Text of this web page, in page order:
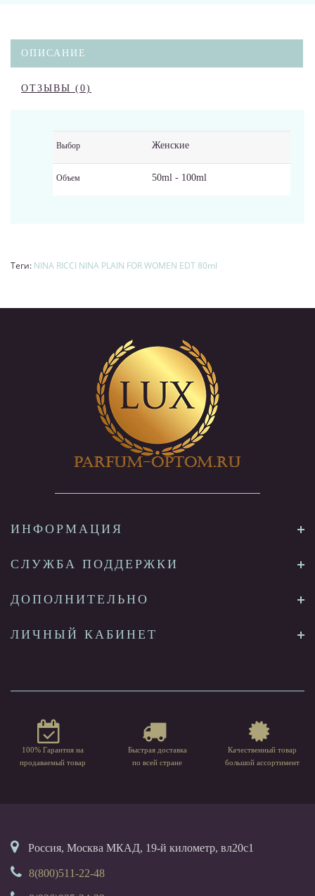
ОПИСАНИЕ
ОТЗЫВЫ (0)
Выбор Женские
Объем 50ml - 100ml
Теги: NINA RICCI NINA PLAIN FOR WOMEN EDT 80ml
ИНФОРМАЦИЯ
СЛУЖБА ПОДДЕРЖКИ
ДОПОЛНИТЕЛЬНО
ЛИЧНЫЙ КАБИНЕТ
100% Гарантия на
продаваемый товар
Быстрая доставка
по всей стране
Качественный товар
большой ассортимент
Россия, Москва МКАД, 19-й километр, вл20с1
8(800)511-22-48